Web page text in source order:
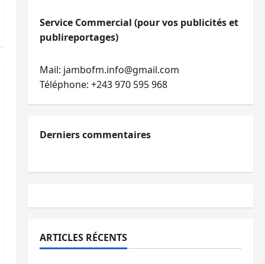
Service Commercial (pour vos publicités et
publireportages)
Mail: jambofm.info@gmail.com
Téléphone: +243 970 595 968
Derniers commentaires
ARTICLES RÉCENTS